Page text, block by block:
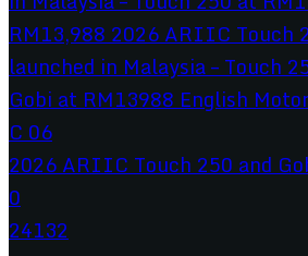
2026 ARIIC Touch 250 and
0
24132